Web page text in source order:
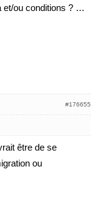
et/ou conditions ? …
#176655
être de se
ou